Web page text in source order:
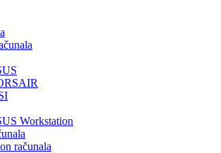
Workstation
računala